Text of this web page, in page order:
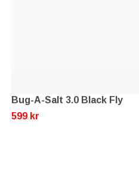
Bug-A-Salt 3.0 Black Fly
599 kr